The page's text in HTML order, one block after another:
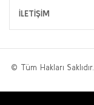
İLETİŞİM
© Tüm Hakları